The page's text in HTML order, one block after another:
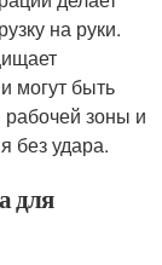
на руки.
могут быть
зоны и
без удара.
для